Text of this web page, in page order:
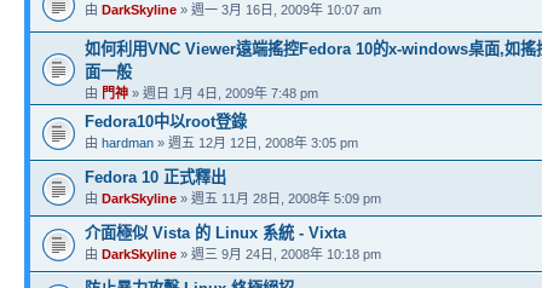
由 DarkSkyline » 週一 3月 16日, 2009年 10:07 am
如何利用VNC Viewer遠端搖控Fedora 10的x-windows桌面,如
面一般
由 門神 » 週日 1月 4日, 2009年 7:48 pm
Fedora10中以root登錄
由 hardman » 週五 12月 12日, 2008年 3:05 pm
Fedora 10 正式釋出
由 DarkSkyline » 週五 11月 28日, 2008年 5:09 pm
介面極似 Vista 的 Linux 系統 - Vixta
由 DarkSkyline » 週三 9月 24日, 2008年 10:18 pm